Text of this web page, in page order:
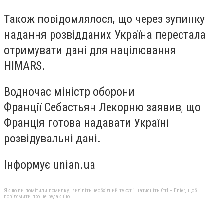
Також повідомлялося, що через зупинку
надання розвідданих Україна перестала
отримувати дані для націлювання
HIMARS.
Водночас міністр оборони
Франції Себастьян Лекорню заявив, що
Франція готова надавати Україні
розвідувальні дані.
Інформує unian.ua
Якщо ви помітили помилку, виділіть необхідний текст і натисніть Ctrl + Enter, щоб
повідомити про це редакцію